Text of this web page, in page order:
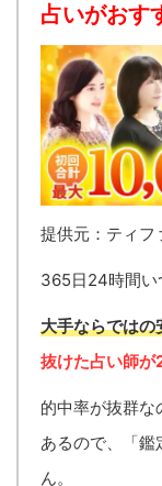
占いがおす
提供元：ティフ
365日24時間い
大手ならではの
抜けた占い師が
的中率が抜群
あるので、「
ん。